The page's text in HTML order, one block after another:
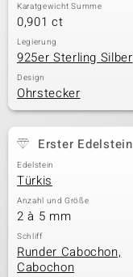
Karatgewicht Summe
0,901 ct
Legierung
925er Sterling Silber
Design
Ohrstecker
Erster Edelstein
Edelstein
Türkis
Anzahl und Größe
2 à 5 mm
Schliff
Runder Cabochon,
Cabochon